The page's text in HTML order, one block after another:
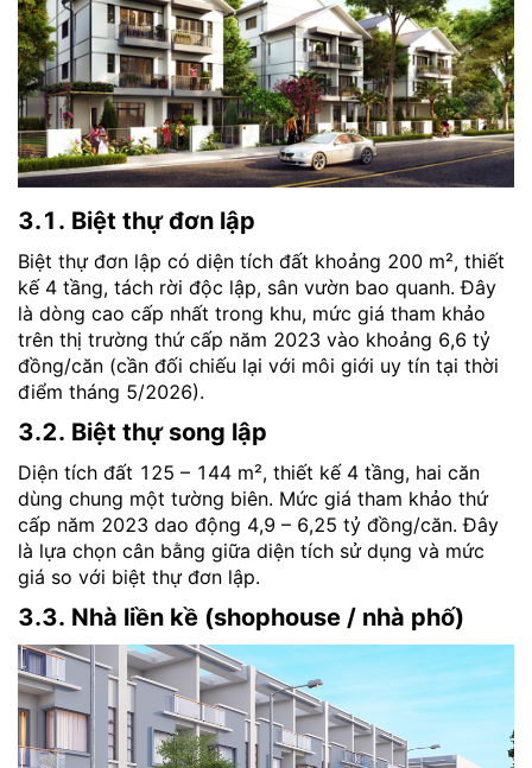
3.1. Biệt thự đơn lập
Biệt thự đơn lập có diện tích đất khoảng 200 m², thiết
kế 4 tầng, tách rời độc lập, sân vườn bao quanh. Đây
là dòng cao cấp nhất trong khu, mức giá tham khảo
trên thị trường thứ cấp năm 2023 vào khoảng 6,6 tỷ
đồng/căn (cần đối chiếu lại với môi giới uy tín tại thời
điểm tháng 5/2026).
3.2. Biệt thự song lập
Diện tích đất 125 – 144 m², thiết kế 4 tầng, hai căn
dùng chung một tường biên. Mức giá tham khảo thứ
cấp năm 2023 dao động 4,9 – 6,25 tỷ đồng/căn. Đây
là lựa chọn cân bằng giữa diện tích sử dụng và mức
giá so với biệt thự đơn lập.
3.3. Nhà liền kề (shophouse / nhà phố)